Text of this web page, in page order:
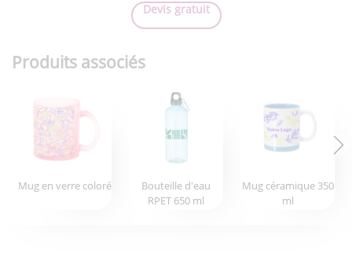
Devis gratuit
Produits associés
Mug en verre coloré
Bouteille d'eau
RPET 650 ml
Mug céramique 350
ml